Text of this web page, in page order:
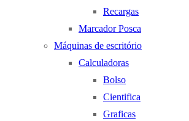
Recargas
Marcador Posca
Máquinas de escritório
Calculadoras
Bolso
Cientifica
Graficas